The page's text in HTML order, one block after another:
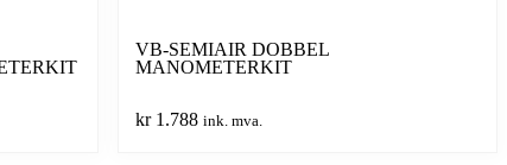
VB-SEMIAIR DOBBEL
MANOMETERKIT
kr1.788 ink. mva.